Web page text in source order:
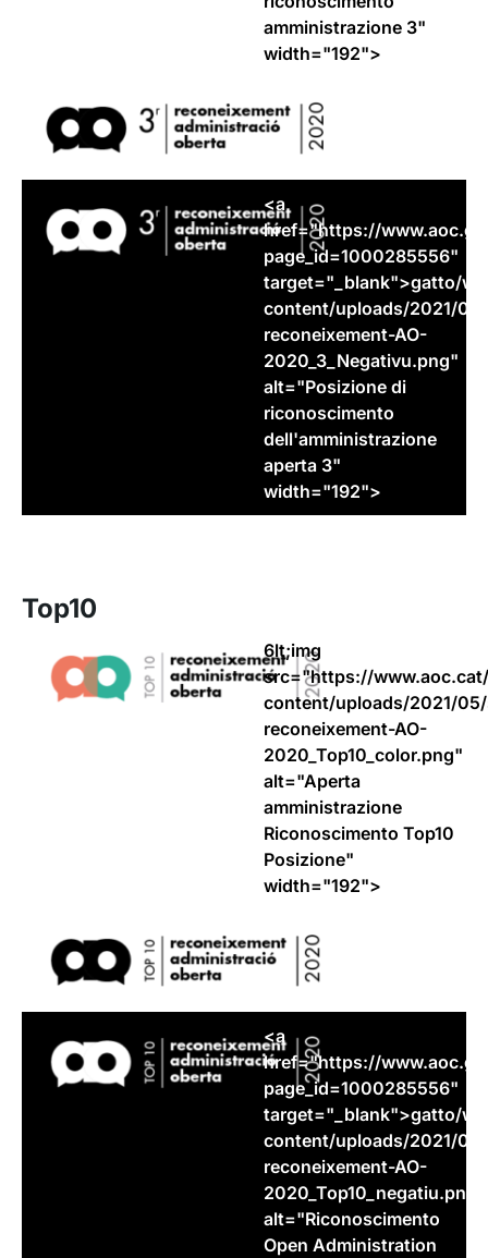
amministrazione 3"
width="192">
<a
href="https://www.aoc.
page_id=1000285556"
target="_blank">gatto/
content/uploads/2021/
reconeixement-AO-
2020_3_Negativu.png"
alt="Posizione di
riconoscimento
dell'amministrazione
aperta 3"
width="192">
Top10
6lt;img
src="https://
content/uploads/2021/
reconeixement-AO-
2020_Top10_color.png"
alt="Aperta
amministrazione
Riconoscimento Top10
Posizione"
width="192">
<a
href="https://www.aoc.
page_id=1000285556"
target="_blank">gatto/
content/uploads/2021/
reconeixement-AO-
2020_Top10_negatiu.png"
alt="Riconoscimento
Open Administration